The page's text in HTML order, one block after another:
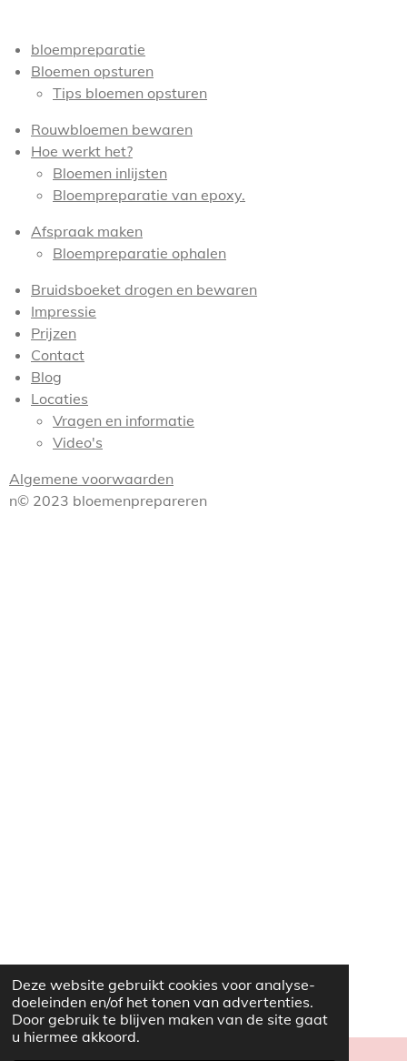
Deze website gebruikt cookies voor analyse-
doeleinden en/of het tonen van advertenties.
Door gebruik te blijven maken van de site gaat
u hiermee akkoord.
bloempreparatie
Bloemen opsturen
Tips bloemen opsturen
Rouwbloemen bewaren
Hoe werkt het?
Bloemen inlijsten
Bloempreparatie van epoxy.
Afspraak maken
Bloempreparatie ophalen
Bruidsboeket drogen en bewaren
Impressie
Prijzen
Contact
Blog
Locaties
Vragen en informatie
Video's
Algemene voorwaarden
n© 2023 bloemenprepareren